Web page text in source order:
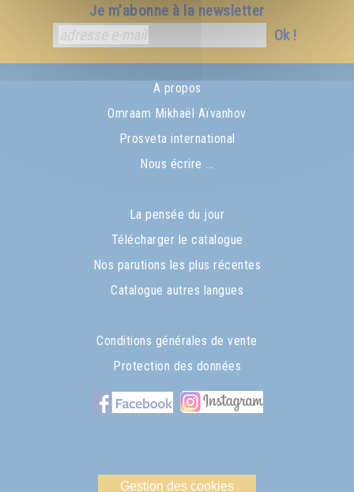
Je m'abonne à la newsletter
Ok !
A propos
Omraam Mikhaël Aïvanhov
Prosveta international
Nous écrire ...
La pensée du jour
Télécharger le catalogue
Nos parutions les plus récentes
Catalogue autres langues
Conditions générales de vente
Protection des données
Gestion des cookies